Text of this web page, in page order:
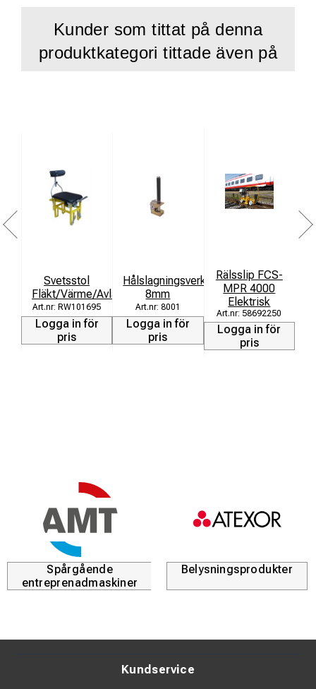
Kunder som tittat på denna
produktkategori tittade även på
Svetsstol
Fläkt/Värme/Avlastn
RW101695
Logga in för
pris
Hålslagningsverktyg
8mm
8001
Logga in för
pris
Rälsslip FCS-
MPR 4000
Elektrisk
58692250
Logga in för
pris
Spårgående
entreprenadmaskiner
Belysningsprodukter
Kundservice